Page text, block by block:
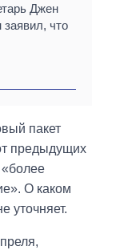
Джен
что
пакет
предыдущих
«более
О каком
уточняет.